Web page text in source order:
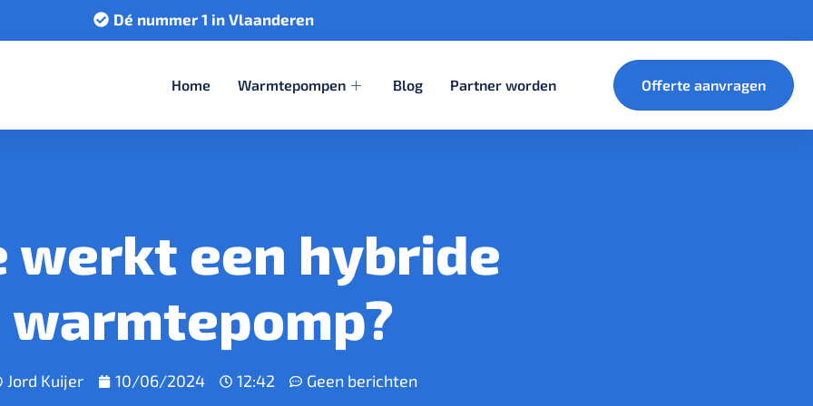
Dé nummer 1 in Vlaanderen
Home Warmtepompen Blog Partner worden Offerte aanvragen
werkt een hybride
warmtepomp?
Jord Kuijer 10/06/2024 12:42 Geen berichten